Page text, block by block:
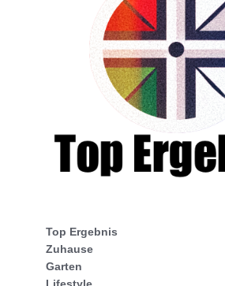
Top Ergebnis
Zuhause
Garten
Lifestyle